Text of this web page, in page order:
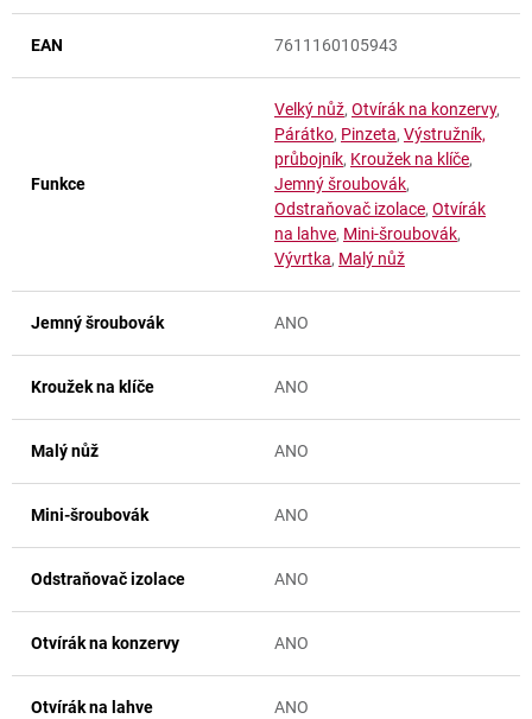
EAN 7611160105943
Funkce
Velký nůž, Otvírák na konzervy,
Párátko, Pinzeta, Výstružník,
průbojník, Kroužek na klíče,
Jemný šroubovák,
Odstraňovač izolace, Otvírák
na lahve, Mini-šroubovák,
Vývrtka, Malý nůž
Jemný šroubovák ANO
Kroužek na klíče ANO
Malý nůž ANO
Mini-šroubovák ANO
Odstraňovač izolace ANO
Otvírák na konzervy ANO
Otvírák na lahve ANO